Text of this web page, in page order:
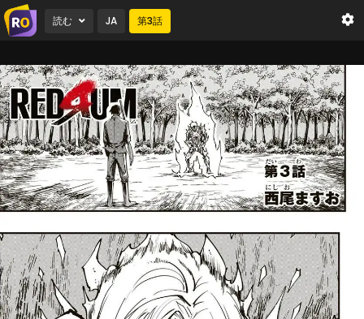
読む JA 第3話